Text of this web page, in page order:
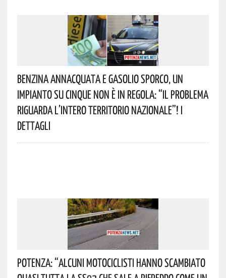
Benzina Annacquata E Gasolio Sporco, Un
Impianto Su Cinque Non È In Regola: “il Problema
Riguarda L’intero Territorio Nazionale”! I
Dettagli
Potenza: “alcuni Motociclisti Hanno Scambiato